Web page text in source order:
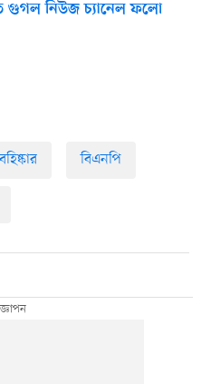
গুগল নিউজ চ্যানেল ফলো
বিএনপি